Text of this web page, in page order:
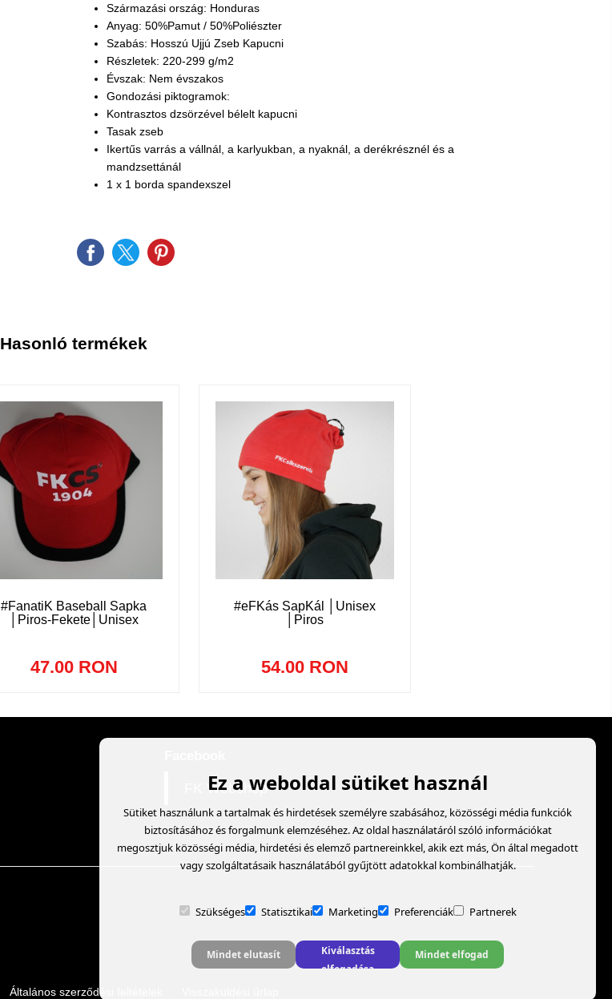
Származási ország: Honduras
Anyag: 50%Pamut / 50%Poliészter
Szabás: Hosszú Ujjú Zseb Kapucni
Részletek: 220-299 g/m2
Évszak: Nem évszakos
Gondozási piktogramok:
Kontrasztos dzsörzével bélelt kapucni
Tasak zseb
Ikertűs varrás a vállnál, a karlyukban, a nyaknál, a derékrésznél és a
mandzsettánál
1 x 1 borda spandexszel
Hasonló termékek
#FanatiK Baseball Sapka
│Piros-Fekete│Unisex
47.00 RON
#eFKás SapKál │Unisex
│Piros
54.00 RON
FK Webshop
Általános szerződési feltételek
Ez a weboldal sütiket használ
Sütiket használunk a tartalmak és hirdetések személyre szabásához, közösségi média funkciók
biztosításához és forgalmunk elemzéséhez. Az oldal használatáról szóló információkat
megosztjuk közösségi média, hirdetési és elemző partnereinkkel, akik ezt más, Ön által megadott
vagy szolgáltatásaik használatából gyűjtött adatokkal kombinálhatják.
Szükséges Statisztikai Marketing Preferenciák Partnerek
Mindet elutasít
Kiválasztás
elfogadása
Mindet elfogad